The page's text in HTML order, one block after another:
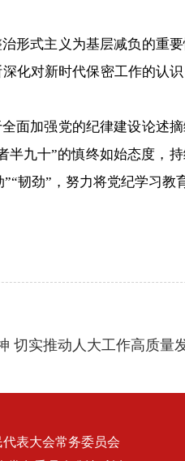
形式主义为基层减负的重
化对新时代保密工作的认
面加强党的纪律建设论述
九十”的慎终如始态度，
韧劲”，努力将党纪学习教
切实推动人大工作高质量
表大会常务委员会